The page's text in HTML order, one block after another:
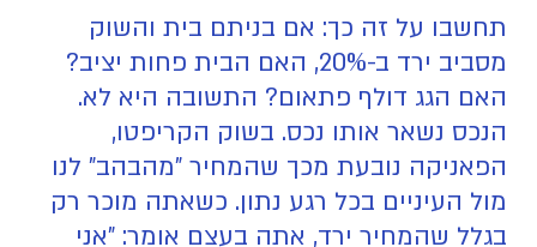
תחשבו על זה כך: אם בניתם בית והשוק
מסביב ירד ב-20%, האם הבית פחות יציב?
האם הגג דולף פתאום? התשובה היא לא.
הנכס נשאר אותו נכס. בשוק הקריפטו,
הפאניקה נובעת מכך שהמחיר "מהבהב" לנו
מול העיניים בכל רגע נתון. כשאתה מוכר רק
בגלל שהמחיר ירד, אתה בעצם אומר: "אני